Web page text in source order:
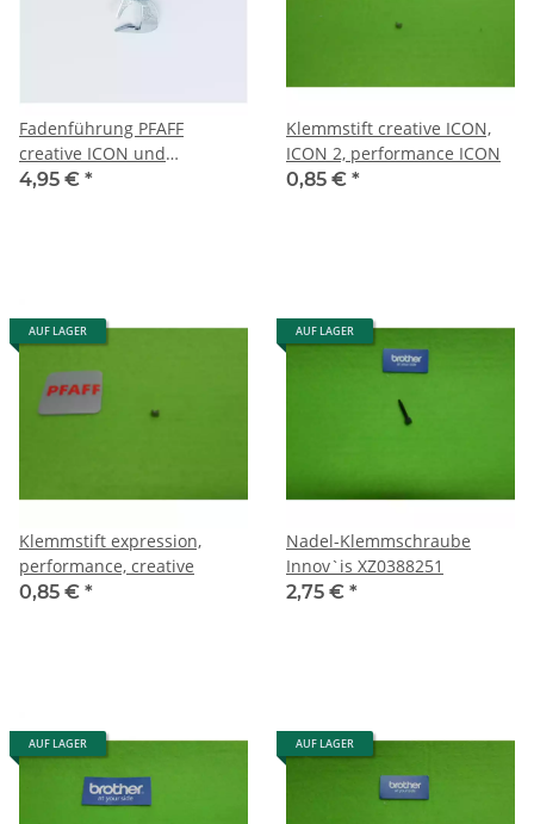
Fadenführung PFAFF
creative ICON und
Husqvarna Viking EPIC - EPIC
4,95 € *
Klemmstift creative ICON,
ICON 2, performance ICON
0,85 € *
AUF LAGER
Klemmstift expression,
performance, creative
0,85 € *
AUF LAGER
Nadel-Klemmschraube
Innov`is XZ0388251
2,75 € *
AUF LAGER AUF LAGER